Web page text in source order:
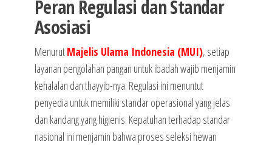
Peran Regulasi dan Standar
Asosiasi
MenurutMajelis Ulama Indonesia (MUI), setiap
layanan pengolahan pangan untuk ibadah wajib menjamin
kehalalan dan thayyib-nya. Regulasi ini menuntut
penyedia untuk memiliki standar operasional yang jelas
dan kandang yang higienis. Kepatuhan terhadap standar
nasional ini menjamin bahwa proses seleksi hewan